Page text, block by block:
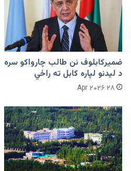
ضمیرکابلوف نن طالب چارواکو سره
د لیدنو لپاره کابل ته راځي
۲۸ Apr ۲۰۲۶